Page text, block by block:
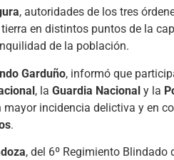
, autoridades de los tres
en distintos puntos de la
de la población.
Garduño, informó que
, la Guardia Nacional y la
incidencia delictiva y en
.
, del 6º Regimiento Blindado